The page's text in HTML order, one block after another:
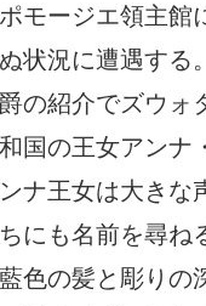
モージエ領主館
状況に遭遇する。
の紹介でズウォ
国の王女アンナ
ナ王女は大きな
にも名前を尋ね
色の髪と彫りの